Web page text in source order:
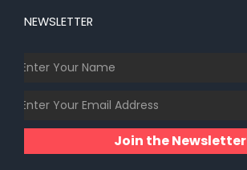
NEWSLETTER
Join the Newsletter